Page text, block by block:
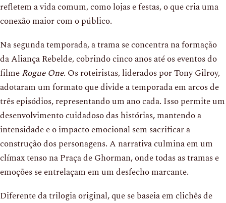
refletem a vida comum, como lojas e festas, o que cria uma
conexão maior com o público.
Na segunda temporada, a trama se concentra na formação
da Aliança Rebelde, cobrindo cinco anos até os eventos do
filmeRogue One. Os roteiristas, liderados por Tony Gilroy,
adotaram um formato que divide a temporada em arcos de
três episódios, representando um ano cada. Isso permite um
desenvolvimento cuidadoso das histórias, mantendo a
intensidade e o impacto emocional sem sacrificar a
construção dos personagens. A narrativa culmina em um
clímax tenso na Praça de Ghorman, onde todas as tramas e
emoções se entrelaçam em um desfecho marcante.
Diferente da trilogia original, que se baseia em clichês de